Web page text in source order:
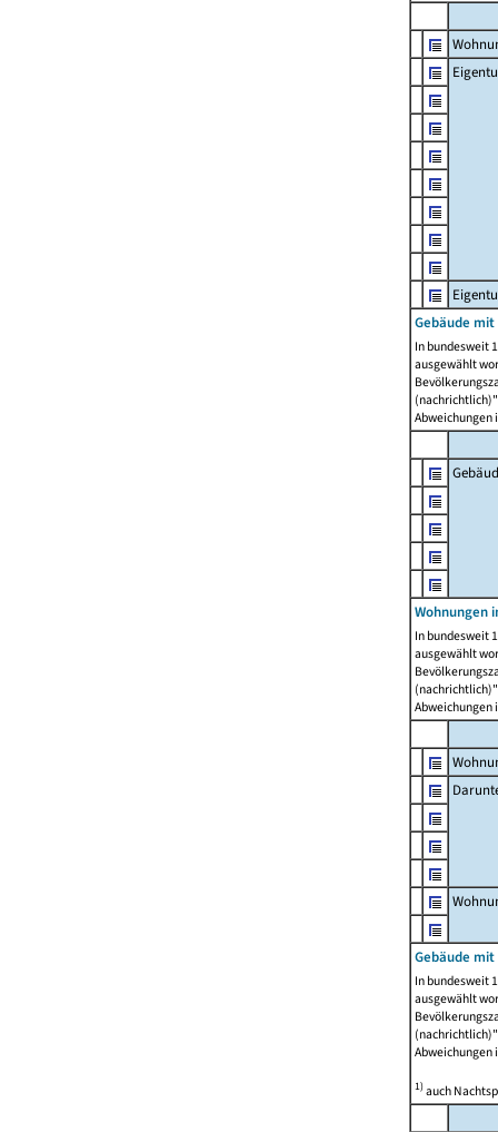
Gebäude
In bundesweit
ausgewählt
Abweichungen
Wohnungen
In bundesweit
ausgewählt
Abweichungen
Gebäude
In bundesweit
ausgewählt
Abweichungen
1)auch